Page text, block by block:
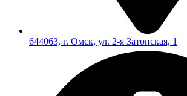
644063, г. Омск, ул. 2-я Затонская, 1